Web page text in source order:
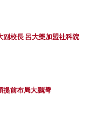
副校長 呂大樂加盟社科院
提前布局大鵬灣